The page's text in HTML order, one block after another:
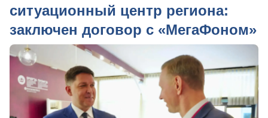
ситуационный центр региона:
заключен договор с «МегаФоном»